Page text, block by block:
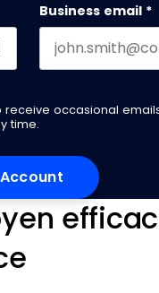
Business email *
receive occasional
time.